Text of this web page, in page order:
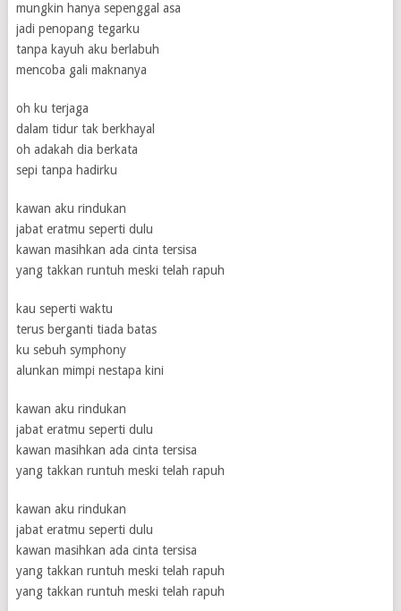
mungkin hanya sepenggal asa
jadi penopang tegarku
tanpa kayuh aku berlabuh
mencoba gali maknanya
oh ku terjaga
dalam tidur tak berkhayal
oh adakah dia berkata
sepi tanpa hadirku
kawan aku rindukan
jabat eratmu seperti dulu
kawan masihkan ada cinta tersisa
yang takkan runtuh meski telah rapuh
kau seperti waktu
terus berganti tiada batas
ku sebuh symphony
alunkan mimpi nestapa kini
kawan aku rindukan
jabat eratmu seperti dulu
kawan masihkan ada cinta tersisa
yang takkan runtuh meski telah rapuh
kawan aku rindukan
jabat eratmu seperti dulu
kawan masihkan ada cinta tersisa
yang takkan runtuh meski telah rapuh
yang takkan runtuh meski telah rapuh